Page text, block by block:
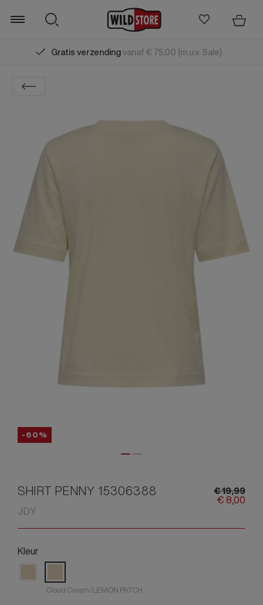
Gratis verzendingvanaf € 75,00 (m.u.v. Sale)
Zoeken
-60%
SHIRT PENNY 15306388
JDY
€19,99
€8,00
Kleur
Cloud Cream/LEMON PATCH